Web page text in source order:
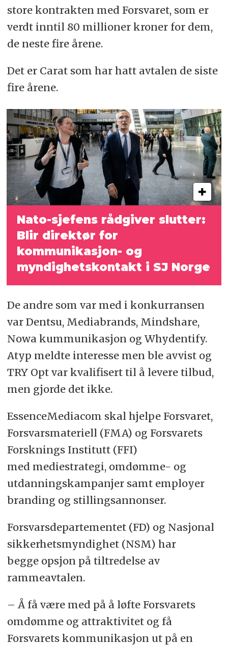
store kontrakten med Forsvaret, som er
verdt inntil 80 millioner kroner for dem,
de neste fire årene.
Det er Carat som har hatt avtalen de siste
fire årene.
Nato-sjefens rådgiver slutter:
Blir direktør for
kommunikasjon- og
myndighetskontakt i SJ Norge
De andre som var med i konkurransen
var Dentsu, Mediabrands, Mindshare,
Nowa kummunikasjon og Whydentify.
Atyp meldte interesse men ble avvist og
TRY Opt var kvalifisert til å levere tilbud,
men gjorde det ikke.
EssenceMediacom skal hjelpe Forsvaret,
Forsvarsmateriell‏‏‪‬‪‪‪‪‬‏‬‎‎‬‎‬‪‬‬‏‬‎ (FMA) og Forsvarets
Forsknings Institutt (FFI)
med mediestrategi, omdømme- og
utdanningskampanjer samt employer
branding og stillingsannonser.
Forsvarsdepartementet (FD) og Nasjonal
sikkerhetsmyndighet (NSM) har
begge opsjon på tiltredelse av
rammeavtalen.
– Å få være med på å løfte Forsvarets
omdømme og attraktivitet og få
Forsvarets kommunikasjon ut på en